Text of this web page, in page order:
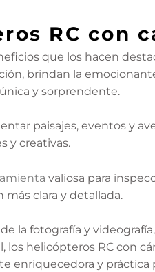
RC con
que los hacen
brindan la
y sorprendente.
paisajes, eventos y
y creativas.
valiosa para
más clara y detallada.
la fotografía y
helicópteros RC con
enriquecedora y práctica